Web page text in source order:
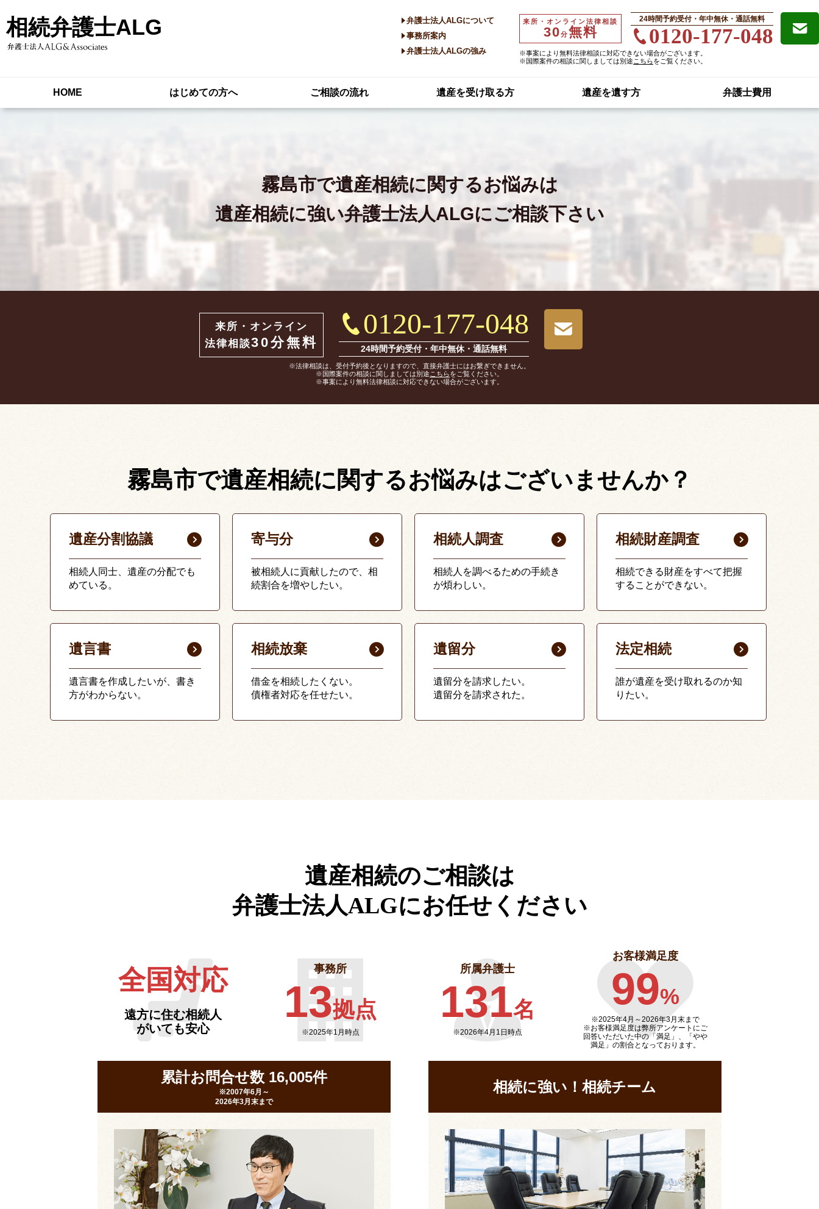
相続弁護士ALG 来所・オンライン法律相談
30分無料
24時間予約受付・年中無休・通話無料
0120-177-048
※事案により無料法律相談に対応できない場合がございます。
※国際案件の相談に関しましては別途 こちらをご覧ください。
弁護士法人ALGについて
事務所案内
弁護士法人ALGの強み
HOME はじめての方へ ご相談の流れ 遺産を受け取る方 遺産を遺す方 弁護士費用
霧島市で遺産相続に関するお悩みは
遺産相続に強い弁護士法人ALGにご相談下さい
来所・オンライン
法律相談30分無料
0120-177-048
24時間予約受付・年中無休・通話無料
※法律相談は、受付予約後となりますので、直接弁護士にはお繋ぎできません。
※国際案件の相談に関しましては別途 こちらをご覧ください。
※事案により無料法律相談に対応できない場合がございます。
霧島市で遺産相続に関するお悩みはございませんか？
遺産分割協議
相続人同士、遺産の分配でも
めている。
寄与分
被相続人に貢献したので、相
続割合を増やしたい。
相続人調査
相続人を調べるための手続き
が煩わしい。
相続財産調査
相続できる財産をすべて把握
することができない。
遺言書
遺言書を作成したいが、書き
方がわからない。
相続放棄
借金を相続したくない。
債権者対応を任せたい。
遺留分
遺留分を請求したい。
遺留分を請求された。
法定相続
誰が遺産を受け取れるのか知
りたい。
遺産相続のご相談は
弁護士法人ALGにお任せください
全国対応
遠方に住む相続人
がいても安心
事務所
13拠点
※2025年1月時点
所属弁護士
131名
※2026年4月1日時点
お客様満足度
99%
※2025年4月～2026年3月末まで
※お客様満足度は弊所アンケートにご
回答いただいた中の「満足」、「やや
満足」の割合となっております。
累計お問合せ数 16,005件
※2007年6月～
2026年3月末まで
相続に強い！相続チーム